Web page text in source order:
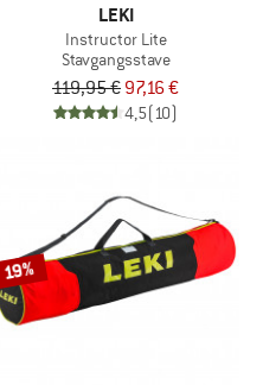
LEKI
Instructor Lite
Stavgangsstave
119,95 € 97,16 €
4,5(10)
19%